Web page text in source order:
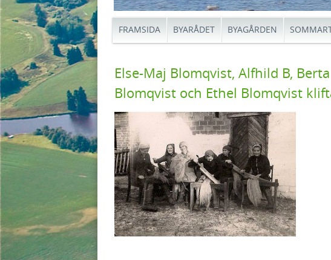
FRAMSIDA BYARÅDET BYAGÅRDEN
Else-Maj Blomqvist, Alfhild B,
Blomqvist och Ethel Blomqvist